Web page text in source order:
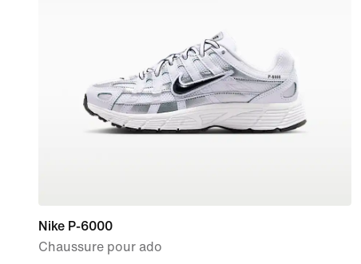
Nike P-6000
Chaussure pour ado